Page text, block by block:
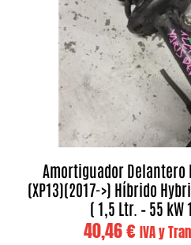
Amortiguador Delantero
(XP13)(2017->) Híbrido
( 1,5 Ltr. – 55 kW
40,46€ IVA y